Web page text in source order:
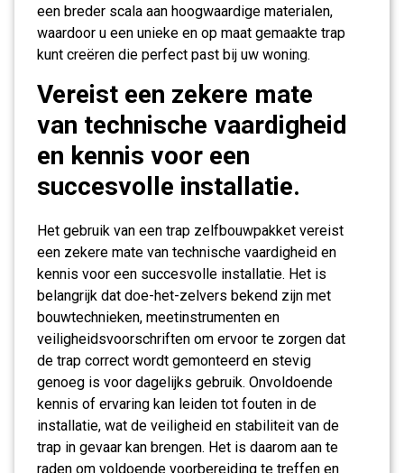
een breder scala aan hoogwaardige materialen,
waardoor u een unieke en op maat gemaakte trap
kunt creëren die perfect past bij uw woning.
Vereist een zekere mate
van technische vaardigheid
en kennis voor een
succesvolle installatie.
Het gebruik van een trap zelfbouwpakket vereist
een zekere mate van technische vaardigheid en
kennis voor een succesvolle installatie. Het is
belangrijk dat doe-het-zelvers bekend zijn met
bouwtechnieken, meetinstrumenten en
veiligheidsvoorschriften om ervoor te zorgen dat
de trap correct wordt gemonteerd en stevig
genoeg is voor dagelijks gebruik. Onvoldoende
kennis of ervaring kan leiden tot fouten in de
installatie, wat de veiligheid en stabiliteit van de
trap in gevaar kan brengen. Het is daarom aan te
raden om voldoende voorbereiding te treffen en